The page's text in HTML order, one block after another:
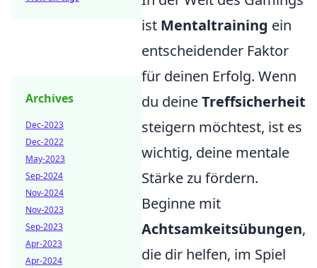
ist Mentaltraining ein
entscheidender Faktor
für deinen Erfolg. Wenn
du deineTreffsicherheit
steigern möchtest, ist es
wichtig, deine mentale
Stärke zu fördern.
Beginne mit
Achtsamkeitsübungen,
die dir helfen, im Spiel
Archives
Dec-2023
Dec-2022
May-2023
Sep-2024
Nov-2024
Nov-2023
Sep-2023
Apr-2023
Apr-2024